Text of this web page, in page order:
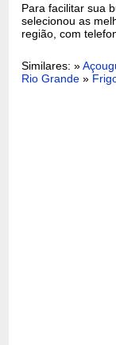
Para facilitar sua
selecionou as
região, com
Similares: »
Rio Grande »